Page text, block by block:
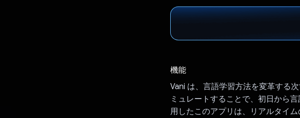
機能
Vani は、言語学習方法を変革する
ミュレートすることで、初日から
用したこのアプリは、リアルタイ